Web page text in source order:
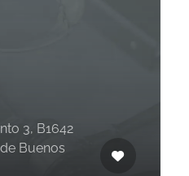
3, B1642
Buenos